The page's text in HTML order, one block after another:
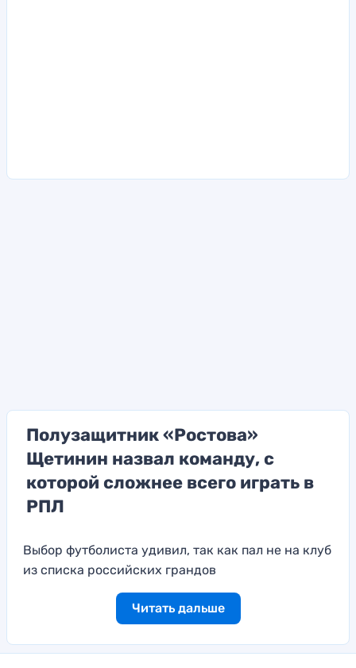
Полузащитник «Ростова»
Щетинин назвал команду, с
которой сложнее всего играть в
РПЛ
Выбор футболиста удивил, так как пал не на клуб
из списка российских грандов
Читать дальше